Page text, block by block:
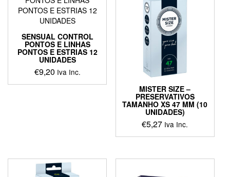
SENSUAL CONTROL
PONTOS E LINHAS
PONTOS E ESTRIAS 12
UNIDADES
€9,20 Iva Inc.
MISTER SIZE –
PRESERVATIVOS
TAMANHO XS 47 MM (10
UNIDADES)
€5,27 Iva Inc.